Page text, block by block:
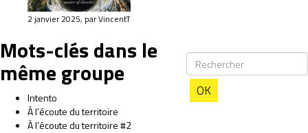
2 janvier 2025, par VincentT
OK
Mots-clés dans le
même groupe
Intento
À l’écoute du territoire
À l’écoute du territoire #2